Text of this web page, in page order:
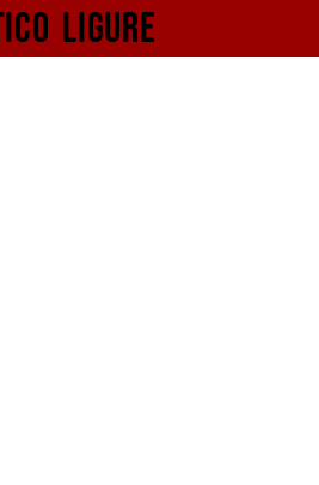
ligure